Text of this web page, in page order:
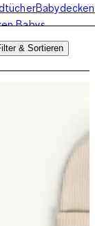
Babydecken
Babys
& Sortieren